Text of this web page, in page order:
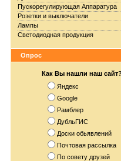
Пускорегулирующая Аппаратура
Розетки и выключатели
Лампы
Светодиодная продукция
Опрос
Как Вы нашли наш сайт?
Яндекс
Google
Рамблер
ДубльГИС
Доски обьявлений
Почтовая рассылка
По совету друзей